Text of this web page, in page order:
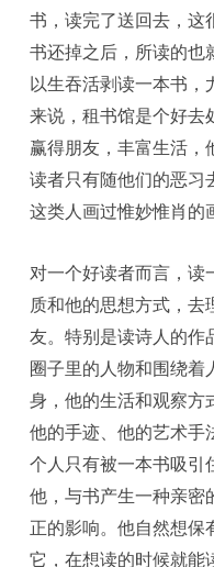
书，读完了送回去，这
书还掉之后，所读的也
以生吞活剥读一本书，
来说，租书馆是个好去
赢得朋友，丰富生活，
读者只有随他们的恶习
这类人画过惟妙惟肖的
对一个好读者而言，读
质和他的思想方式，去
友。特别是读诗人的作
圈子里的人物和围绕着
身，他的生活和观察方
他的手迹、他的艺术手
个人只有被一本书吸引
他，与书产生一种亲密
正的影响。他自然想保
它，在想读的时候就能